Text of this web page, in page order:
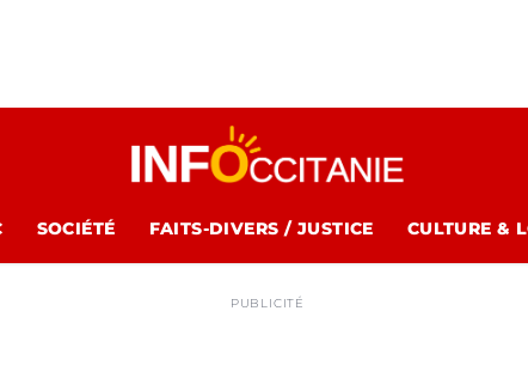
SOCIÉTÉ FAITS-DIVERS / JUSTICE CULTURE &
PUBLICITÉ